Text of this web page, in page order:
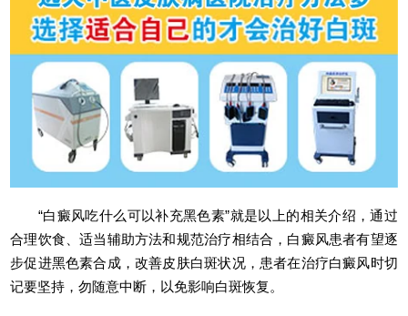
“白癜风吃什么可以补充黑色素”就是以上的相关介绍，通过
合理饮食、适当辅助方法和规范治疗相结合，白癜风患者有望逐
步促进黑色素合成，改善皮肤白斑状况，患者在治疗白癜风时切
记要坚持，勿随意中断，以免影响白斑恢复。